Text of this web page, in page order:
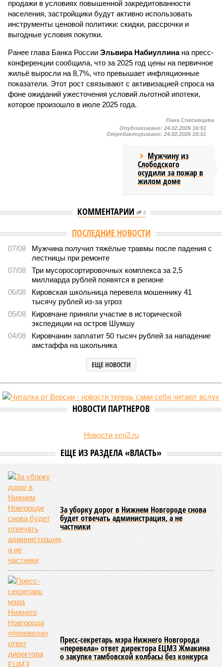
продажи в условиях повышенной закредитованности
населения, застройщики будут активно использовать
инструменты ценовой политики: скидки, рассрочки и
выгодные условия покупки.
Ранее глава Банка России Эльвира Набиуллинана пресс-
конференции сообщила, что за 2025 год цены на первичное
жильё выросли на 8,7%, что превышает инфляционные
показатели. Этот рост связывают с активизацией спроса на
фоне ожиданий ужесточения условий льготной ипотеки,
которое произошло в июле 2025 года.
Лана Спесивцева
Опубликовано: 24.02.2026 16:51
Отредактировано: 24.02.2026 16:51
Мужчину из
Слободского
осудили за пожар в
жилом доме
КОММЕНТАРИИ 0
ПОСЛЕДНИЕ НОВОСТИ
07/08
Мужчина получил тяжёлые травмы после падения с
лестницы при ремонте
07/08
Три мусоросортировочных комплекса за 2,5
миллиарда рублей появятся в регионе
06/08
Кировская школьница перевела мошеннику 41
тысячу рублей из-за угроз
05/08
Кировчане приняли участие в исторической
экспедиции на остров Шумшу
04/08
Кировчанин заплатит 50 тысяч рублей за нападение
амстаффа на школьника
ЕЩЕ НОВОСТИ
НОВОСТИ ПАРТНЕРОВ
Новости smi2.ru
ЕЩЕ ИЗ РАЗДЕЛА «ВЛАСТЬ»
За уборку дорог в Нижнем Новгороде снова
будет отвечать администрация, а не
частники
Пресс-секретарь мэра Нижнего Новгорода
«перевела» ответ директора ЕЦМЗ Жмакина
о закупке тамбовской колбасы без конкурса